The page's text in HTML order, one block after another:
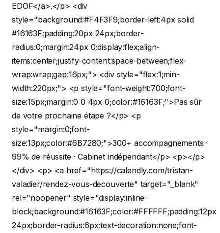
EDOF</a>.</p> <div
style="background:#F4F3F9;border-left:4px solid
#16163F;padding:20px 24px;border-
radius:0;margin:24px 0;display:flex;align-
items:center;justify-content:space-between;flex-
wrap:wrap;gap:16px;"> <div style="flex:1;min-
width:220px;"> <p style="font-weight:700;font-
size:15px;margin:0 0 4px 0;color:#16163F;">Pas sûr
de votre prochaine étape ?</p> <p
style="margin:0;font-
size:13px;color:#6B7280;">300+ accompagnements ·
99% de réussite · Cabinet indépendant</p> <p></p>
</div> <p> <a href="https://calendly.com/tristan-
valadier/rendez-vous-decouverte" target="_blank"
rel="noopener" style="display:inline-
block;background:#16163F;color:#FFFFFF;padding:12px
24px;border-radius:6px;text-decoration:none;font-